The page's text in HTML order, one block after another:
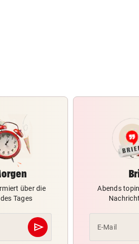
über die
Tages
send
Abschicken
Abends
E-Mail